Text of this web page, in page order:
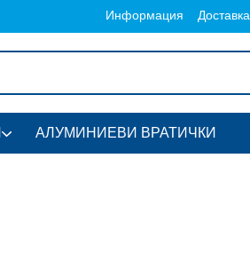
Информация Доставка
АЛУМИНИЕВИ ВРАТИЧКИ